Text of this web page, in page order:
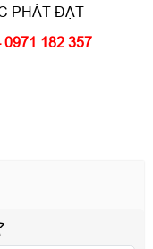
PHÁT ĐẠT
0971 182 357